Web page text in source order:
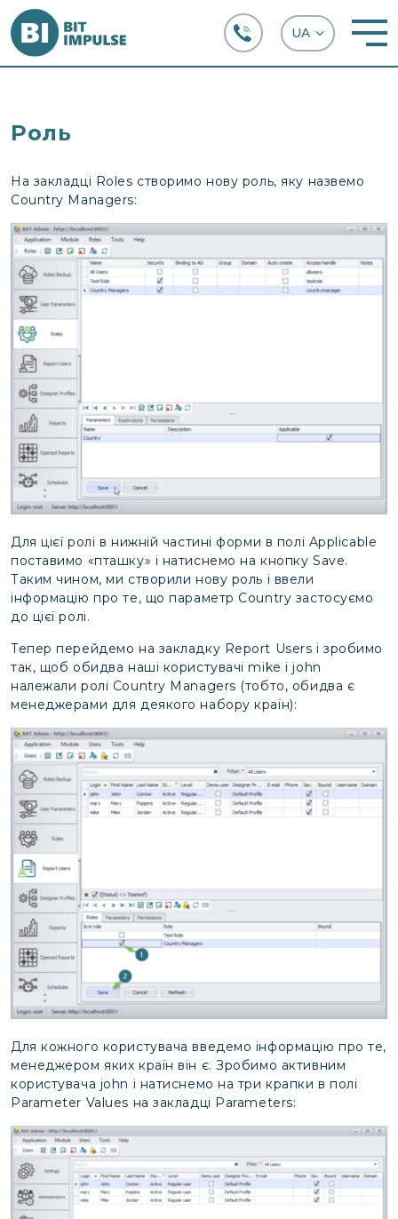
Роль
На закладці Roles створимо нову роль, яку назвемо
Country Managers:
Для цієї ролі в нижній частині форми в полі Applicable
поставимо «пташку» і натиснемо на кнопку Save.
Таким чином, ми створили нову роль і ввели
інформацію про те, що параметр Country застосуємо
до цієї ролі.
Тепер перейдемо на закладку Report Users і зробимо
так, щоб обидва наші користувачі mike і john
належали ролі Country Managers (тобто, обидва є
менеджерами для деякого набору країн):
Для кожного користувача введемо інформацію про те,
менеджером яких країн він є. Зробимо активним
користувача john і натиснемо на три крапки в полі
Parameter Values на закладці Parameters: